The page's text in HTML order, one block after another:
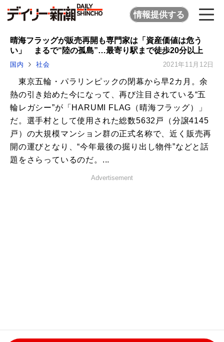
情報提供する
晴海フラッグが販売再開も専門家は「資産価値は危う
い」 まるで“陸の孤島”…最寄り駅まで徒歩20分以上
国内 社会 2021年11月12日
東京五輪・パラリンピックの閉幕から早2カ月。余
熱の引き始めた今になって、再び注目されている“五
輪レガシー”が「HARUMI FLAG（晴海フラッグ）」
だ。選手村として使用された総数5632戸（分譲4145
戸）の大規模マンション群の正式名称で、近く販売再
開の運びとなり、“今年最後の掘り出し物件”などと話
題をさらっているのだ。...
Advertisement